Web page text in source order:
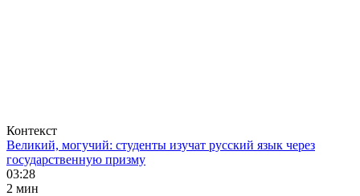
Контекст
Великий, могучий: студенты изучат русский язык через
государственную призму
03:28
2 мин